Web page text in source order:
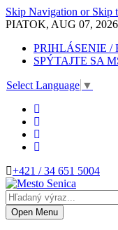
Skip Navigation or Skip
PIATOK, AUG 07, 2026
PRIHLÁSENIE /
SPÝTAJTE SA
Select Language ▼
+421 / 34 651 5004
Open Menu